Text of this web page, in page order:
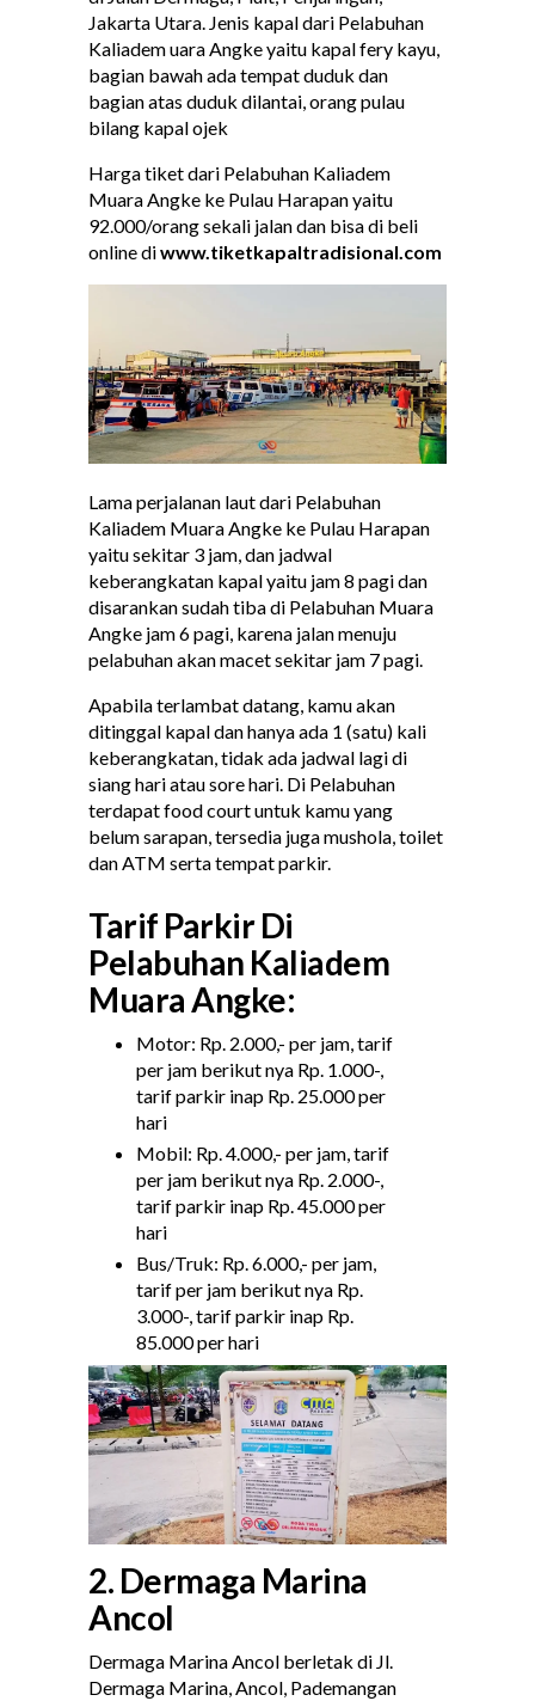
Jakarta Utara. Jenis kapal dari Pelabuhan
Kaliadem uara Angke yaitu kapal fery kayu,
bagian bawah ada tempat duduk dan
bagian atas duduk dilantai, orang pulau
bilang kapal ojek
Harga tiket dari Pelabuhan Kaliadem
Muara Angke ke Pulau Harapan yaitu
92.000/orang sekali jalan dan bisa di beli
online diwww.tiketkapaltradisional.com
Lama perjalanan laut dari Pelabuhan
Kaliadem Muara Angke ke Pulau Harapan
yaitu sekitar 3 jam, dan jadwal
keberangkatan kapal yaitu jam 8 pagi dan
disarankan sudah tiba di Pelabuhan Muara
Angke jam 6 pagi, karena jalan menuju
pelabuhan akan macet sekitar jam 7 pagi.
Apabila terlambat datang, kamu akan
ditinggal kapal dan hanya ada 1 (satu) kali
keberangkatan, tidak ada jadwal lagi di
siang hari atau sore hari. Di Pelabuhan
terdapat food court untuk kamu yang
belum sarapan, tersedia juga mushola, toilet
dan ATM serta tempat parkir.
Tarif Parkir Di
Pelabuhan Kaliadem
Muara Angke:
Motor: Rp. 2.000,- per jam, tarif
per jam berikut nya Rp. 1.000-,
tarif parkir inap Rp. 25.000 per
hari
Mobil: Rp. 4.000,- per jam, tarif
per jam berikut nya Rp. 2.000-,
tarif parkir inap Rp. 45.000 per
hari
Bus/Truk: Rp. 6.000,- per jam,
tarif per jam berikut nya Rp.
3.000-, tarif parkir inap Rp.
85.000 per hari
2. Dermaga Marina
Ancol
Dermaga Marina Ancol berletak di Jl.
Dermaga Marina, Ancol, Pademangan